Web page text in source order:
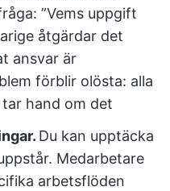
”Vems uppgift
åtgärdar det
ansvar är
förblir olösta: alla
hand om det
Du kan upptäcka
Medarbetare
arbetsflöden